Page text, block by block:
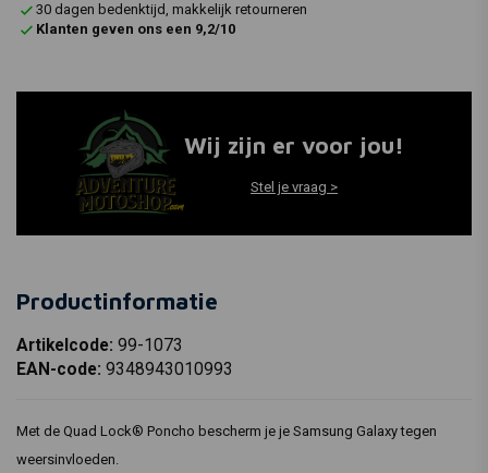
30 dagen bedenktijd, makkelijk retourneren
Klanten geven ons een 9,2/10
Wij zijn er voor jou!
Stel je vraag >
Productinformatie
Artikelcode: 99-1073
EAN-code: 9348943010993
Met de Quad Lock® Poncho bescherm je je Samsung Galaxy tegen
weersinvloeden.